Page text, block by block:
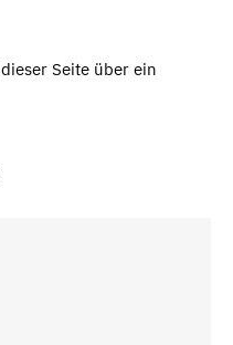
Seite über ein